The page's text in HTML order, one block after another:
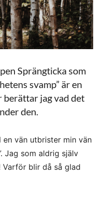
Sprängticka som
svamp” är en
berättar jag vad det
den.
vän utbrister min vän
Jag som aldrig själv
blir då så glad